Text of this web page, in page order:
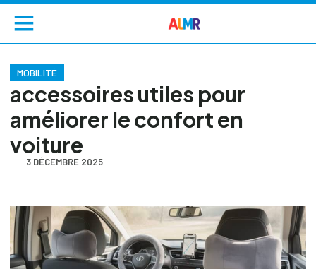
MOBILITÉ
accessoires utiles pour
améliorer le confort en
voiture
3 DÉCEMBRE 2025